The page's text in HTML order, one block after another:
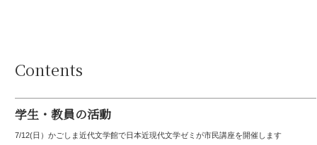
Contents
学生・教員の活動
7/12(日）かごしま近代文学館で日本近現代文学ゼミが市民講座を開催します